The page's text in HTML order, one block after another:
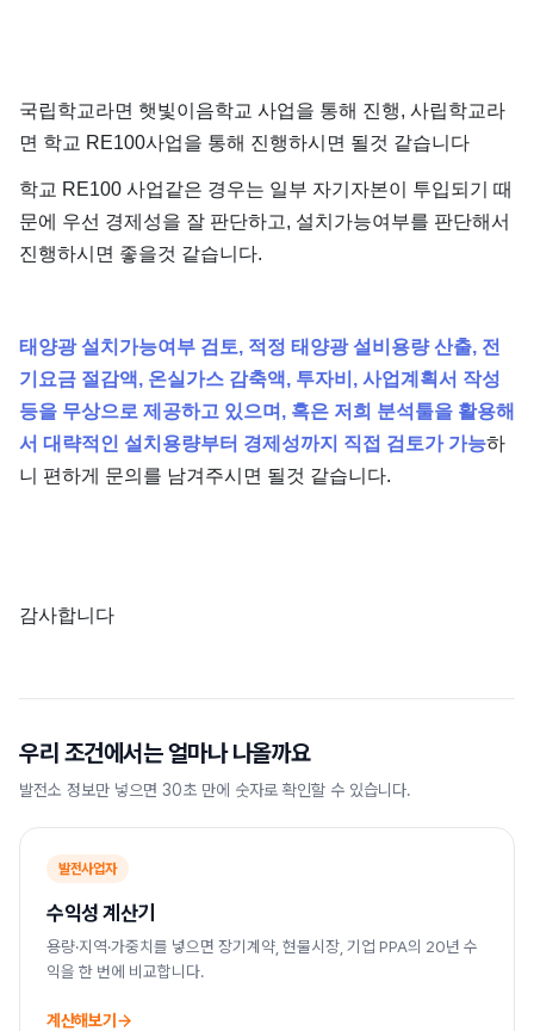
국립학교라면 햇빛이음학교 사업을 통해 진행, 사립학교라
면 학교 RE100사업을 통해 진행하시면 될것 같습니다
학교 RE100 사업같은 경우는 일부 자기자본이 투입되기 때
문에 우선 경제성을 잘 판단하고, 설치가능여부를 판단해서
진행하시면 좋을것 같습니다.
태양광 설치가능여부 검토, 적정 태양광 설비용량 산출, 전
기요금 절감액, 온실가스 감축액, 투자비, 사업계획서 작성
등을 무상으로 제공하고 있으며, 혹은 저희 분석툴을 활용해
서 대략적인 설치용량부터 경제성까지 직접 검토가 가능하
니 편하게 문의를 남겨주시면 될것 같습니다.
감사합니다
우리 조건에서는 얼마나 나올까요
발전소 정보만 넣으면 30초 만에 숫자로 확인할 수 있습니다.
발전사업자
수익성 계산기
용량·지역·가중치를 넣으면 장기계약, 현물시장, 기업 PPA의 20년 수
익을 한 번에 비교합니다.
계산해보기